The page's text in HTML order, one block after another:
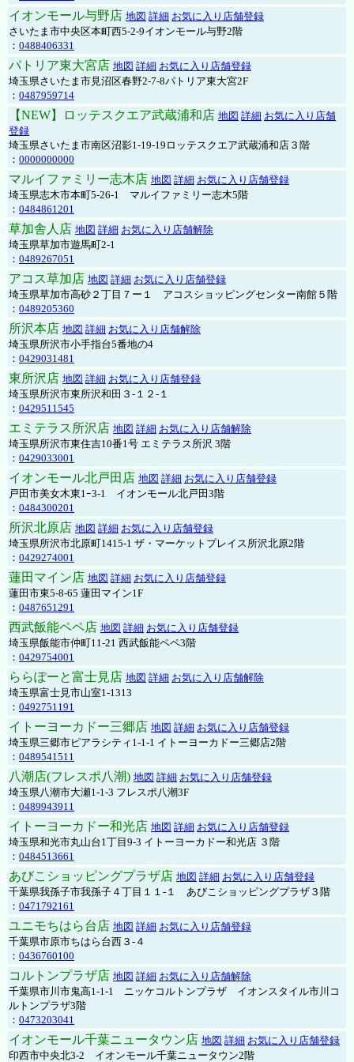
イオンモール与野店 地図 詳細 お気に入り店舗登録
さいたま市中央区本町西5-2-9イオンモール与野2階
： 0488406331
パトリア東大宮店 地図 詳細 お気に入り店舗登録
埼玉県さいたま市見沼区春野2-7-8パトリア東大宮2F
： 0487959714
【NEW】ロッテスクエア武蔵浦和店 地図 詳細 お気に入り店舗
登録
埼玉県さいたま市南区沼影1-19-19ロッテスクエア武蔵浦和店３階
： 0000000000
マルイファミリー志木店 地図 詳細 お気に入り店舗登録
埼玉県志木市本町5-26-1 マルイファミリー志木5階
： 0484861201
草加舎人店 地図 詳細 お気に入り店舗解除
埼玉県草加市遊馬町2-1
： 0489267051
アコス草加店 地図 詳細 お気に入り店舗登録
埼玉県草加市高砂２丁目７ー１ アコスショッピングセンター南館５階
： 0489205360
所沢本店 地図 詳細 お気に入り店舗解除
埼玉県所沢市小手指台5番地の4
： 0429031481
東所沢店 地図 詳細 お気に入り店舗登録
埼玉県所沢市東所沢和田３-１２-１
： 0429511545
エミテラス所沢店 地図 詳細 お気に入り店舗解除
埼玉県所沢市東住吉10番1号 エミテラス所沢 3階
： 0429033001
イオンモール北戸田店 地図 詳細 お気に入り店舗登録
戸田市美女木東1ｰ3‐1 イオンモール北戸田3階
： 0484300201
所沢北原店 地図 詳細 お気に入り店舗登録
埼玉県所沢市北原町1415-1 ザ・マーケットプレイス所沢北原2階
： 0429274001
蓮田マイン店 地図 詳細 お気に入り店舗登録
蓮田市東5-8-65 蓮田マイン1F
： 0487651291
西武飯能ペペ店 地図 詳細 お気に入り店舗登録
埼玉県飯能市仲町11-21 西武飯能ペペ3階
： 0429754001
ららぽーと富士見店 地図 詳細 お気に入り店舗解除
埼玉県富士見市山室1-1313
： 0492751191
イトーヨーカドー三郷店 地図 詳細 お気に入り店舗登録
埼玉県三郷市ピアラシティ1-1-1 イトーヨーカドー三郷店2階
： 0489541511
八潮店(フレスポ八潮) 地図 詳細 お気に入り店舗登録
埼玉県八潮市大瀬1-1-3 フレスポ八潮3F
： 0489943911
イトーヨーカドー和光店 地図 詳細 お気に入り店舗登録
埼玉県和光市丸山台1丁目9-3 イトーヨーカドー和光店 ３階
： 0484513661
あびこショッピングプラザ店 地図 詳細 お気に入り店舗登録
千葉県我孫子市我孫子４丁目１１-１ あびこショッピングプラザ３階
： 0471792161
ユニモちはら台店 地図 詳細 お気に入り店舗登録
千葉県市原市ちはら台西３-４
： 0436760100
コルトンプラザ店 地図 詳細 お気に入り店舗解除
千葉県市川市鬼高1-1-1 ニッケコルトンプラザ イオンスタイル市川コ
ルトンプラザ3階
： 0473203041
イオンモール千葉ニュータウン店 地図 詳細 お気に入り店舗登録
印西市中央北3-2 イオンモール千葉ニュータウン2階